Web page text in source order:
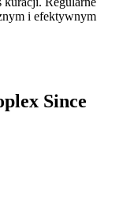
i efektywnym
Since